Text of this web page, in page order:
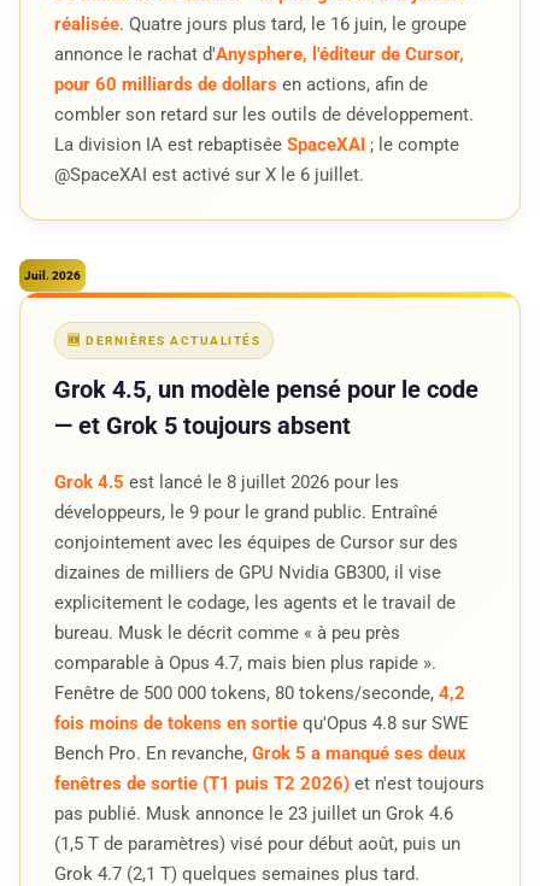
réalisée. Quatre jours plus tard, le 16 juin, le groupe
annonce le rachat d'Anysphere, l'éditeur de Cursor,
pour 60 milliards de dollars en actions, afin de
combler son retard sur les outils de développement.
La division IA est rebaptisée SpaceXAI ; le compte
@SpaceXAI est activé sur X le 6 juillet.
Juil. 2026
🆕 DERNIÈRES ACTUALITÉS
Grok 4.5, un modèle pensé pour le code
— et Grok 5 toujours absent
Grok 4.5 est lancé le 8 juillet 2026 pour les
développeurs, le 9 pour le grand public. Entraîné
conjointement avec les équipes de Cursor sur des
dizaines de milliers de GPU Nvidia GB300, il vise
explicitement le codage, les agents et le travail de
bureau. Musk le décrit comme « à peu près
comparable à Opus 4.7, mais bien plus rapide ».
Fenêtre de 500 000 tokens, 80 tokens/seconde, 4,2
fois moins de tokens en sortie qu'Opus 4.8 sur SWE
Bench Pro. En revanche, Grok 5 a manqué ses deux
fenêtres de sortie (T1 puis T2 2026) et n'est toujours
pas publié. Musk annonce le 23 juillet un Grok 4.6
(1,5 T de paramètres) visé pour début août, puis un
Grok 4.7 (2,1 T) quelques semaines plus tard.